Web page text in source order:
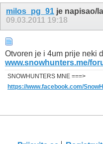
milos_pg_91 je napisao/
09.03.2011 19:18
Otvoren je i 4um prije neki
www.snowhunters.me/
SNOWHUNTERS MNE ===>
https://www.facebook.com/